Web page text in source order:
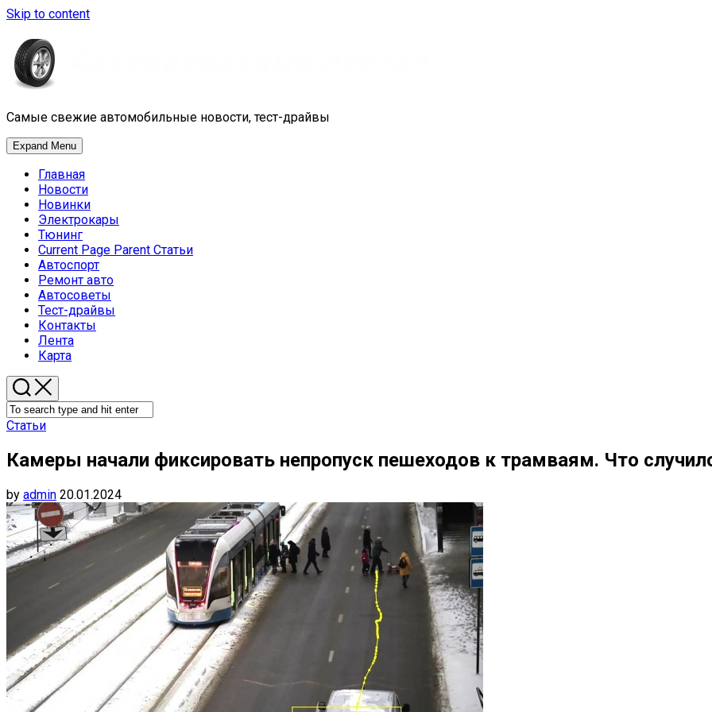
Skip to content
Самые свежие автомобильные новости, тест-драйвы
Expand Menu
Главная
Новости
Новинки
Электрокары
Тюнинг
Current Page Parent Статьи
Автоспорт
Ремонт авто
Автосоветы
Тест-драйвы
Контакты
Лента
Карта
Статьи
Камеры начали фиксировать непропуск пешеходов к трамваям. Что
by admin 20.01.2024